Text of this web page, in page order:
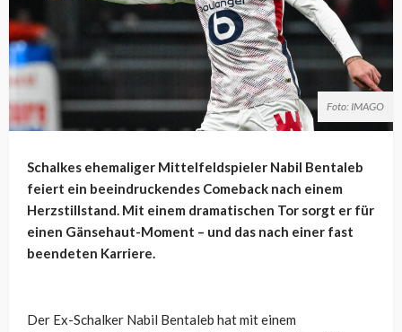
Foto: IMAGO
Schalkes ehemaliger Mittelfeldspieler Nabil Bentaleb
feiert ein beeindruckendes Comeback nach einem
Herzstillstand. Mit einem dramatischen Tor sorgt er für
einen Gänsehaut-Moment – und das nach einer fast
beendeten Karriere.
Der Ex-Schalker Nabil Bentaleb hat mit einem